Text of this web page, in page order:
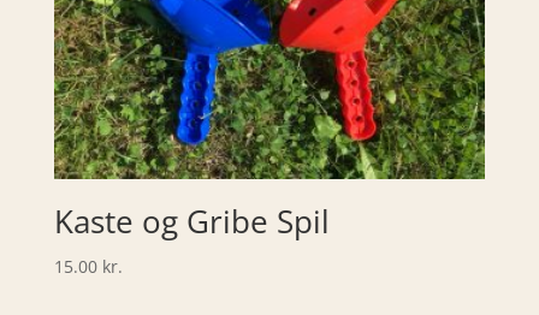
Kaste og Gribe Spil
15.00 kr.